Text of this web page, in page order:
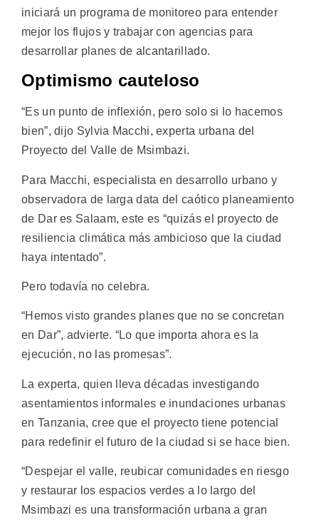
iniciará un programa de monitoreo para entender
mejor los flujos y trabajar con agencias para
desarrollar planes de alcantarillado.
Optimismo cauteloso
“Es un punto de inflexión, pero solo si lo hacemos
bien”, dijo Sylvia Macchi, experta urbana del
Proyecto del Valle de Msimbazi.
Para Macchi, especialista en desarrollo urbano y
observadora de larga data del caótico planeamiento
de Dar es Salaam, este es “quizás el proyecto de
resiliencia climática más ambicioso que la ciudad
haya intentado”.
Pero todavía no celebra.
“Hemos visto grandes planes que no se concretan
en Dar”, advierte. “Lo que importa ahora es la
ejecución, no las promesas”.
La experta, quien lleva décadas investigando
asentamientos informales e inundaciones urbanas
en Tanzania, cree que el proyecto tiene potencial
para redefinir el futuro de la ciudad si se hace bien.
“Despejar el valle, reubicar comunidades en riesgo
y restaurar los espacios verdes a lo largo del
Msimbazi es una transformación urbana a gran